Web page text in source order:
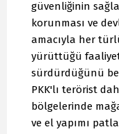
güvenliğinin
korunması ve
amacıyla her
yürüttüğü
sürdürdüğünü
PKK'lı terörist
bölgelerinde
ve el yapımı